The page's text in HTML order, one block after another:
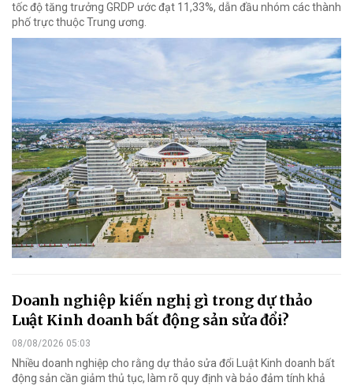
tốc độ tăng trưởng GRDP ước đạt 11,33%, dẫn đầu nhóm các thành
phố trực thuộc Trung ương.
Doanh nghiệp kiến nghị gì trong dự thảo
Luật Kinh doanh bất động sản sửa đổi?
08/08/2026 05:03
Nhiều doanh nghiệp cho rằng dự thảo sửa đổi Luật Kinh doanh bất
động sản cần giảm thủ tục, làm rõ quy định và bảo đảm tính khả